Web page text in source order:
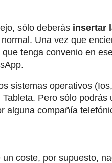
sólo deberás insertar
Una vez que
tenga convenio en
sistemas operativos
Pero sólo podrás
alguna compañía
coste, por supuesto,